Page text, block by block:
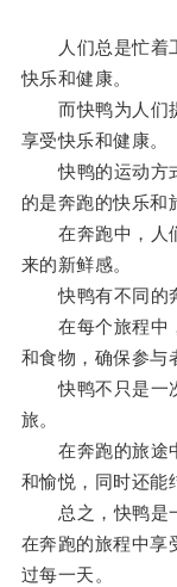
人们总是忙着工
快乐和健康。
而快鸭为人们提
享受快乐和健康。
快鸭的运动方式
的是奔跑的快乐和
在奔跑中，人们
来的新鲜感。
快鸭有不同的奔
在每个旅程中，
和食物，确保参与
快鸭不只是一次
旅。
在奔跑的旅途中
和愉悦，同时还能
总之，快鸭是一
在奔跑的旅程中享
过每一天。